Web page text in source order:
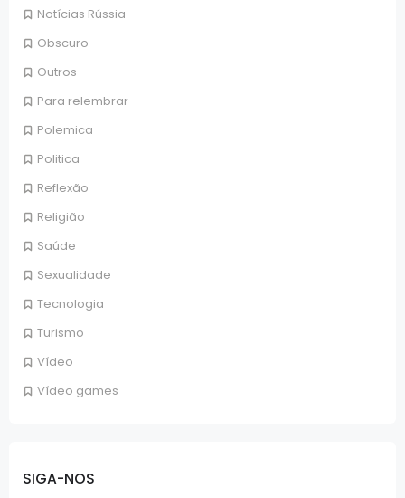
Notícias Rússia
Obscuro
Outros
Para relembrar
Polemica
Politica
Reflexão
Religião
Saúde
Sexualidade
Tecnologia
Turismo
Vídeo
Vídeo games
SIGA-NOS